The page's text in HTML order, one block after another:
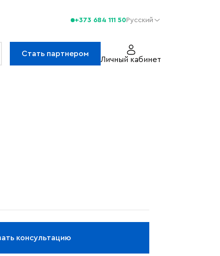
+373 684 111 50Русский
Стать партнером
Личный кабинет
консультацию